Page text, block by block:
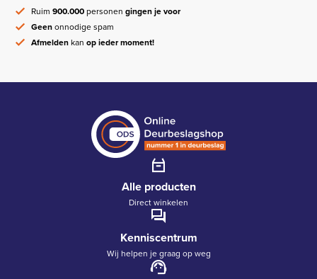
Ruim900.000personengingen je voor
Geenonnodige spam
Afmeldenkanop ieder moment!
Alle producten
Direct winkelen
Kenniscentrum
Wij helpen je graag op weg